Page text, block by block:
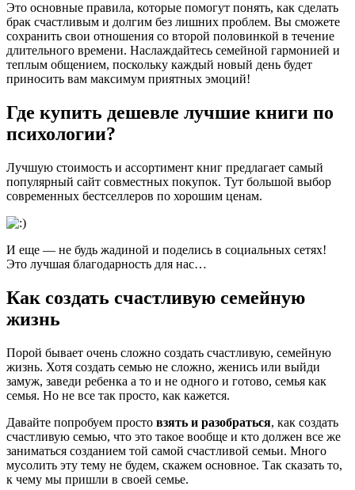
Это основные правила, которые помогут понять, как сделать
брак счастливым и долгим без лишних проблем. Вы сможете
сохранить свои отношения со второй половинкой в течение
длительного времени. Наслаждайтесь семейной гармонией и
теплым общением, поскольку каждый новый день будет
приносить вам максимум приятных эмоций!
Где купить дешевле лучшие книги по
психологии?
Лучшую стоимость и ассортимент книг предлагает самый
популярный сайт совместных покупок. Тут большой выбор
современных бестселлеров по хорошим ценам.
И еще — не будь жадиной и поделись в социальных сетях!
Это лучшая благодарность для нас…
Как создать счастливую семейную
жизнь
Порой бывает очень сложно создать счастливую, семейную
жизнь. Хотя создать семью не сложно, женись или выйди
замуж, заведи ребенка а то и не одного и готово, семья как
семья. Но не все так просто, как кажется.
Давайте попробуем просто взять и разобраться, как создать
счастливую семью, что это такое вообще и кто должен все же
заниматься созданием той самой счастливой семьи. Много
мусолить эту тему не будем, скажем основное. Так сказать то,
к чему мы пришли в своей семье.